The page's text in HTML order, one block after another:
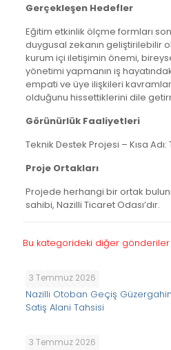
Gerçekleşen Hedefler
Eğitim etkinlik ölçme formları
duygusal zekanın geliştirilebilir
kurum içi iletişimin önemi,
yönetimi yapmanın iş
empati ve üye ilişkileri
olduğunu hissettiklerini dile
Görünürlük Faaliyetleri
Teknik Destek Projesi – Kısa
Proje Ortakları
Projede herhangi bir ortak
sahibi, Nazilli Ticaret Odası’dır.
Bu kategorideki diğer gönderiler
3 Temmuz 2026
Nazilli Otoban Geçiş
Satiş Alani Tahsisi
3 Temmuz 2026